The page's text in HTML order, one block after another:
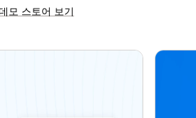
모 스토어 보기